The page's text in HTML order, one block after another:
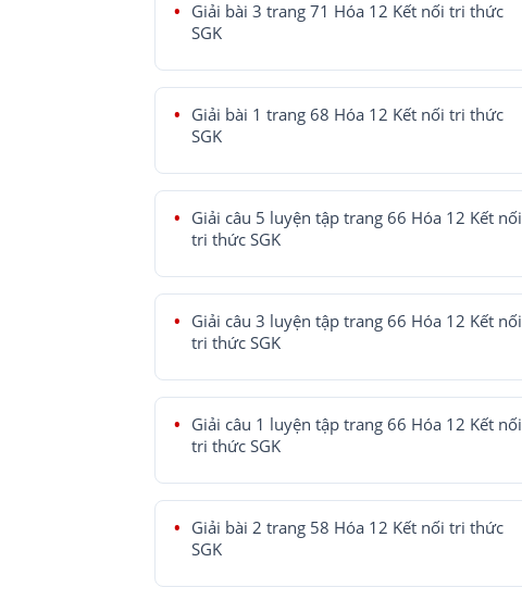
Giải bài 3 trang 71 Hóa 12 Kết nối tri thức
SGK
Giải bài 1 trang 68 Hóa 12 Kết nối tri thức
SGK
Giải câu 5 luyện tập trang 66 Hóa 12 Kết nối
tri thức SGK
Giải câu 3 luyện tập trang 66 Hóa 12 Kết nối
tri thức SGK
Giải câu 1 luyện tập trang 66 Hóa 12 Kết nối
tri thức SGK
Giải bài 2 trang 58 Hóa 12 Kết nối tri thức
SGK